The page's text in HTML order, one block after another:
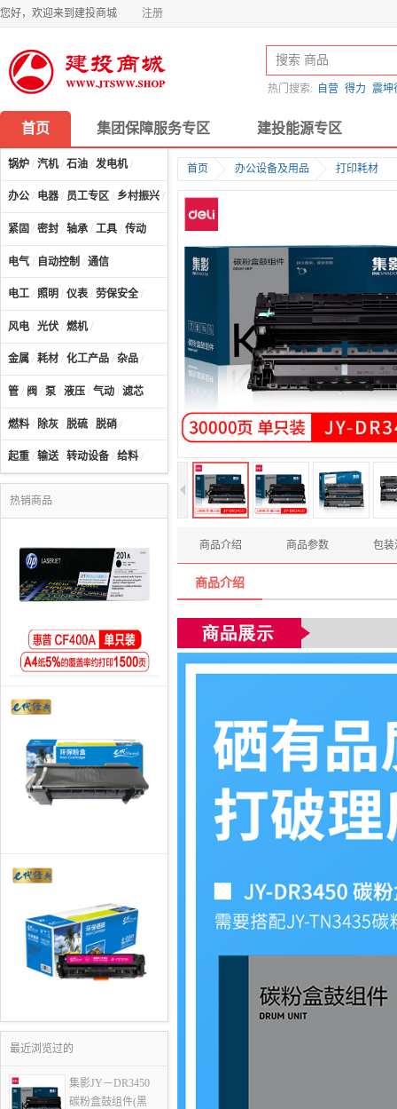
您好，欢迎来到建投商城 注册
热门搜索: 自营 得力 震坤
首页 集团保障服务专区 建投能源专区
锅炉 / 汽机/ 石油 / 发电机/
办公 / 电器 / 员工专区 / 乡村振兴 / 计算机及配件
紧固 / 密封 / 轴承 / 工具 / 传动
电气 / 自动控制 / 通信
电工 / 照明 / 仪表 / 劳保安全 /
风电 / 光伏 / 燃机/
金属 / 耗材 / 化工产品 / 杂品 /
管 / 阀 / 泵 / 液压 / 气动 / 滤芯
燃料 / 除灰 / 脱硫 / 脱硝 /
起重 / 输送/ 转动设备 / 给料 /
热销商品
最近浏览过的
集影JY－DR3450
碳粉盒鼓组件(黑
首页 办公设备及用品 打印耗材
商品介绍 商品参数 包装
商品介绍